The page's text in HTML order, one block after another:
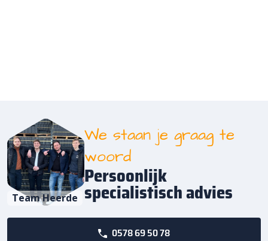
Team Heerde
We staan je graag te
woord
Persoonlijk
specialistisch advies
0578 69 50 78